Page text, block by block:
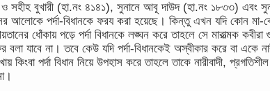
বুখারী (হা.নং ৪১৪১), সুনানে আবূ দাউদ (হা.নং ১৮৩৩) এবং
আলোকে পর্দা-বিধানকে ফরয করা হয়েছে। কিন্তু এখন যদি কোন মা-
ধোঁকায় পড়ে পর্দা বিধানকে লঙ্ঘন করে তাহলে সে মারাত্মক কবীরা
বলা যাবে না। তবে কেউ যদি পর্দা-বিধানকেই অস্বীকার করে বা একে
কিংবা পর্দা বিধান নিয়ে উপহাস করে তাহলে তাকে নারীবাদী,